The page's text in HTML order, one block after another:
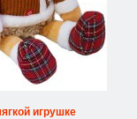
игрушке